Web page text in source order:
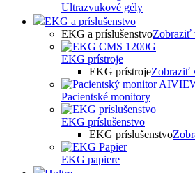
Ultrazvukové gély
EKG a príslušenstvo
EKG a príslušenstvoZobraziť
EKG prístroje
EKG prístrojeZobraziť
Pacientské monitory
EKG príslušenstvo
EKG príslušenstvo
EKG papiere